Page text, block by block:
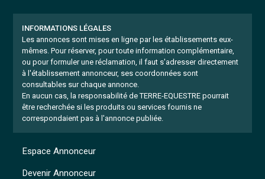
INFORMATIONS LÉGALES
Les annonces sont mises en ligne par les établissements eux-
mêmes. Pour réserver, pour toute information complémentaire,
ou pour formuler une réclamation, il faut s'adresser directement
à l'établissement annonceur, ses coordonnées sont
consultables sur chaque annonce.
En aucun cas, la responsabilité de TERRE-EQUESTRE pourrait
être recherchée si les produits ou services fournis ne
correspondaient pas à l'annonce publiée.
Espace Annonceur
Devenir Annonceur